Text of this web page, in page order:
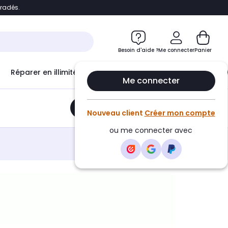
Accéder directement au chatbot
Besoin d'aide ?Me connecter
Me connecter
Nouveau client Créer mon compte
ou me connecter avec
Panier
Réparer en illimité avec Le Club Infinity
Ajouter au panier